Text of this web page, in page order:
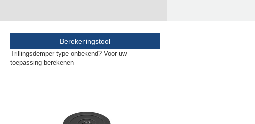
Berekeningstool
Trillingsdemper type onbekend? Voor uw
toepassing berekenen